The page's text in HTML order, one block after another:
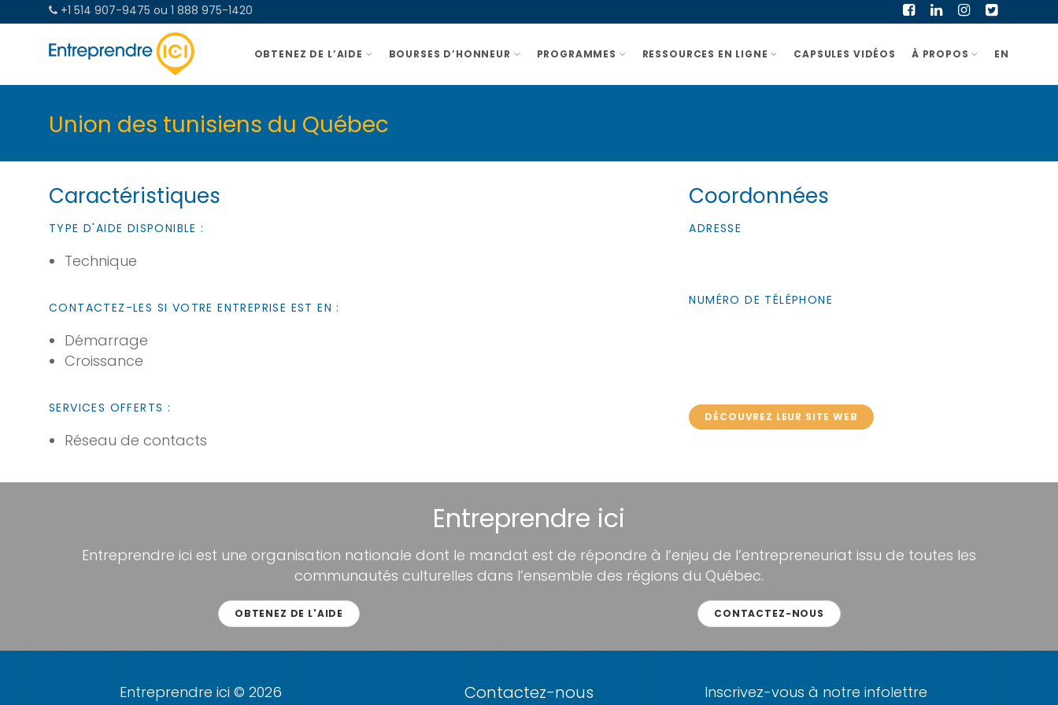
+1 514 907-9475 ou 1 888 975-1420
OBTENEZ DE L’AIDE BOURSES D’HONNEUR PROGRAMMES RESSOURCES EN LIGNE CAPSULES VIDÉOS À PROPOS EN
Union des tunisiens du Québec
Caractéristiques
TYPE D'AIDE DISPONIBLE :
Technique
CONTACTEZ-LES SI VOTRE ENTREPRISE EST EN :
Démarrage
Croissance
SERVICES OFFERTS :
Réseau de contacts
Coordonnées
ADRESSE
NUMÉRO DE TÉLÉPHONE
DÉCOUVREZ LEUR SITE WEB
Entreprendre ici
Entreprendre ici est une organisation nationale dont le mandat est de répondre à l’enjeu de l’entrepreneuriat issu de toutes les
communautés culturelles dans l’ensemble des régions du Québec.
OBTENEZ DE L'AIDE CONTACTEZ-NOUS
Entreprendre ici © 2026
Contactez-nous Inscrivez-vous à notre infolettre